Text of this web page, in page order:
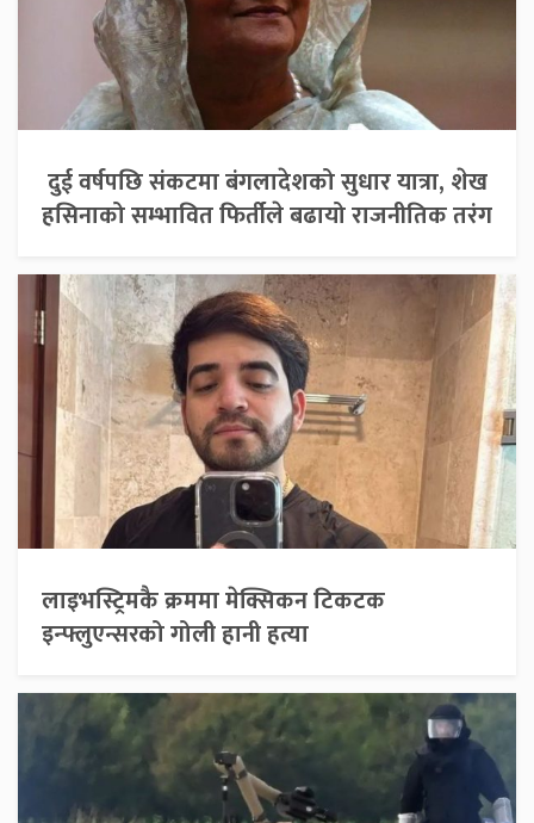
दुई वर्षपछि संकटमा बंगलादेशको सुधार यात्रा, शेख
हसिनाको सम्भावित फिर्तीले बढायो राजनीतिक तरंग
लाइभस्ट्रिमकै क्रममा मेक्सिकन टिकटक
इन्फ्लुएन्सरको गोली हानी हत्या